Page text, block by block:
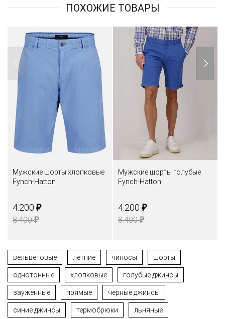
ПОХОЖИЕ ТОВАРЫ
Мужские шорты хлопковые
Fynch-Hatton
4.200 ₽
8.400₽
Мужские шорты голубые
Fynch-Hatton
4.200 ₽
8.400₽
вельветовые летние чиносы шорты
однотонные хлопковые голубые джинсы
зауженные прямые черные джинсы
синие джинсы термобрюки льняные